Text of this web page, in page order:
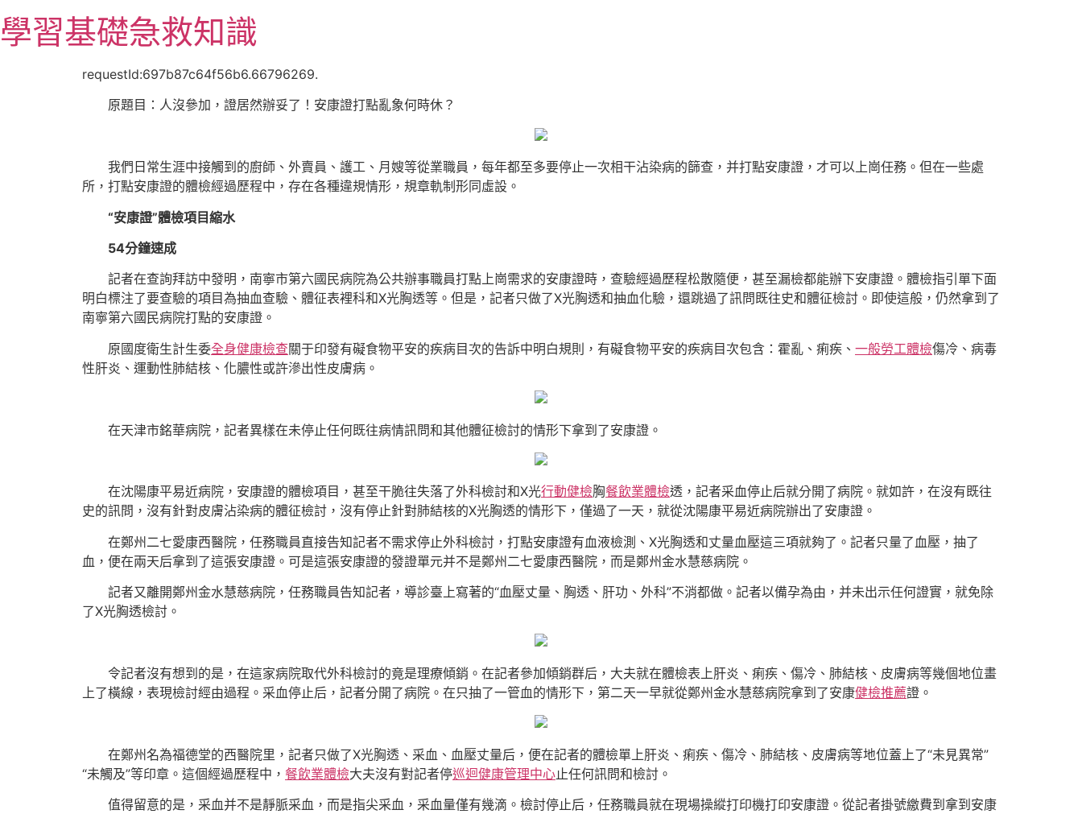
至
主
學習基礎急救知識
requestId:697b87c64f56b6.66796269.
原題目：人沒參加，證居然辦妥了！安康證打點亂象何時休？
我們日常生涯中接觸到的廚師、外賣員、護工、月嫂等從業職員，每年都至多要停止一次相干沾染病的篩查，并打點安康證，才可以上崗任務。但在一些處
所，打點安康證的體檢經過歷程中，存在各種違規情形，規章軌制形同虛設。
“安康證”體檢項目縮水
54分鐘速成
記者在查詢拜訪中發明，南寧市第六國民病院為公共辦事職員打點上崗需求的安康證時，查驗經過歷程松散隨便，甚至漏檢都能辦下安康證。體檢指引單下面
明白標注了要查驗的項目為抽血查驗、體征表裡科和X光胸透等。但是，記者只做了X光胸透和抽血化驗，還跳過了訊問既往史和體征檢討。即使這般，仍然拿到了
南寧第六國民病院打點的安康證。
原國度衛生計生委全身健康檢查關于印發有礙食物平安的疾病目次的告訴中明白規則，有礙食物平安的疾病目次包含：霍亂、痢疾、 一般勞工體檢傷冷、病毒
性肝炎、運動性肺結核、化膿性或許滲出性皮膚病。
在天津市銘華病院，記者異樣在未停止任何既往病情訊問和其他體征檢討的情形下拿到了安康證。
在沈陽康平易近病院，安康證的體檢項目，甚至干脆往失落了外科檢討和X光行動健檢胸餐飲業體檢透，記者采血停止后就分開了病院。就如許，在沒有既往
史的訊問，沒有針對皮膚沾染病的體征檢討，沒有停止針對肺結核的X光胸透的情形下，僅過了一天，就從沈陽康平易近病院辦出了安康證。
在鄭州二七愛康西醫院，任務職員直接告知記者不需求停止外科檢討，打點安康證有血液檢測、X光胸透和丈量血壓這三項就夠了。記者只量了血壓，抽了
血，便在兩天后拿到了這張安康證。可是這張安康證的發證單元并不是鄭州二七愛康西醫院，而是鄭州金水慧慈病院。
記者又離開鄭州金水慧慈病院，任務職員告知記者，導診臺上寫著的“血壓丈量、胸透、肝功、外科”不消都做。記者以備孕為由，并未出示任何證實，就免除
了X光胸透檢討。
令記者沒有想到的是，在這家病院取代外科檢討的竟是理療傾銷。在記者參加傾銷群后，大夫就在體檢表上肝炎、痢疾、傷冷、肺結核、皮膚病等幾個地位畫
上了橫線，表現檢討經由過程。采血停止后，記者分開了病院。在只抽了一管血的情形下，第二天一早就從鄭州金水慧慈病院拿到了安康健檢推薦證。
在鄭州名為福德堂的西醫院里，記者只做了X光胸透、采血、血壓丈量后，便在記者的體檢單上肝炎、痢疾、傷冷、肺結核、皮膚病等地位蓋上了“未見異常”
“未觸及”等印章。這個經過歷程中， 餐飲業體檢大夫沒有對記者停巡迴健康管理中心止任何訊問和檢討。
值得留意的是，采血并不是靜脈采血，而是指尖采血，采血量僅有幾滴。檢討停止后，任務職員就在現場操縱打印機打印安康證。從記者掛號繳費到拿到安康